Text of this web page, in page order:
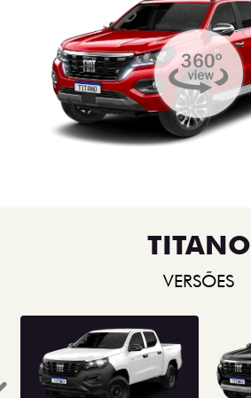
TITANO
VERSÕES